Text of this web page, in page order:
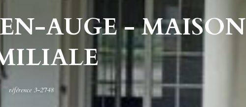
AUGE - MAISON
référence 3-2748